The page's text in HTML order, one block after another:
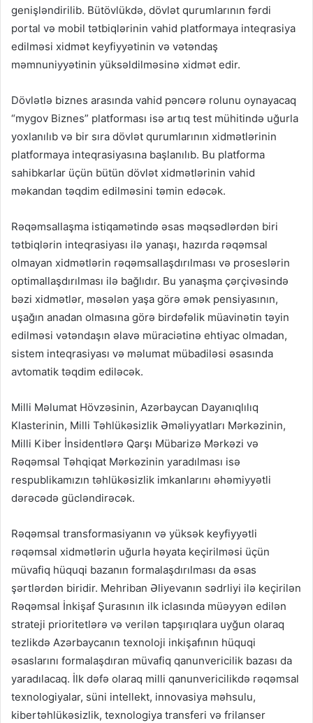
genişləndirilib. Bütövlükdə, dövlət qurumlarının fərdi
portal və mobil tətbiqlərinin vahid platformaya inteqrasiya
edilməsi xidmət keyfiyyətinin və vətəndaş
məmnuniyyətinin yüksəldilməsinə xidmət edir.
Dövlətlə biznes arasında vahid pəncərə rolunu oynayacaq
“mygov Biznes” platforması isə artıq test mühitində uğurla
yoxlanılıb və bir sıra dövlət qurumlarının xidmətlərinin
platformaya inteqrasiyasına başlanılıb. Bu platforma
sahibkarlar üçün bütün dövlət xidmətlərinin vahid
məkandan təqdim edilməsini təmin edəcək.
Rəqəmsallaşma istiqamətində əsas məqsədlərdən biri
tətbiqlərin inteqrasiyası ilə yanaşı, hazırda rəqəmsal
olmayan xidmətlərin rəqəmsallaşdırılması və proseslərin
optimallaşdırılması ilə bağlıdır. Bu yanaşma çərçivəsində
bəzi xidmətlər, məsələn yaşa görə əmək pensiyasının,
uşağın anadan olmasına görə birdəfəlik müavinətin təyin
edilməsi vətəndaşın əlavə müraciətinə ehtiyac olmadan,
sistem inteqrasiyası və məlumat mübadiləsi əsasında
avtomatik təqdim ediləcək.
Milli Məlumat Hövzəsinin, Azərbaycan Dayanıqlılıq
Klasterinin, Milli Təhlükəsizlik Əməliyyatları Mərkəzinin,
Milli Kiber İnsidentlərə Qarşı Mübarizə Mərkəzi və
Rəqəmsal Təhqiqat Mərkəzinin yaradılması isə
respublikamızın təhlükəsizlik imkanlarını əhəmiyyətli
dərəcədə gücləndirəcək.
Rəqəmsal transformasiyanın və yüksək keyfiyyətli
rəqəmsal xidmətlərin uğurla həyata keçirilməsi üçün
müvafiq hüquqi bazanın formalaşdırılması da əsas
şərtlərdən biridir. Mehriban Əliyevanın sədrliyi ilə keçirilən
Rəqəmsal İnkişaf Şurasının ilk iclasında müəyyən edilən
strateji prioritetlərə və verilən tapşırıqlara uyğun olaraq
tezlikdə Azərbaycanın texnoloji inkişafının hüquqi
əsaslarını formalaşdıran müvafiq qanunvericilik bazası da
yaradılacaq. İlk dəfə olaraq milli qanunvericilikdə rəqəmsal
texnologiyalar, süni intellekt, innovasiya məhsulu,
kibertəhlükəsizlik, texnologiya transferi və frilanser